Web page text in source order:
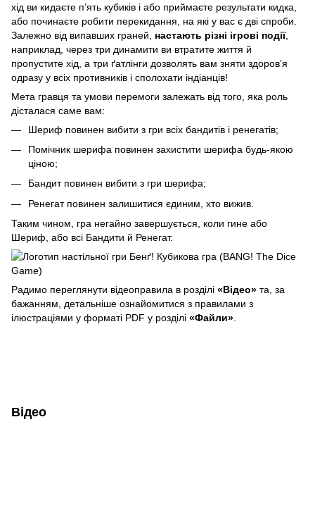
хід ви кидаєте п’ять кубиків і або приймаєте результати кидка,
або починаєте робити перекидання, на які у вас є дві спроби.
Залежно від випавших граней, настають різні ігрові події,
наприклад, через три динамити ви втратите життя й
пропустите хід, а три ґатлінги дозволять вам зняти здоров’я
одразу у всіх противників і сполохати індіанців!
Мета гравця та умови перемоги залежать від того, яка роль
дісталася саме вам:
Шериф повинен вибити з гри всіх бандитів і ренегатів;
Помічник шерифа повинен захистити шерифа будь-якою
ціною;
Бандит повинен вибити з гри шерифа;
Ренегат повинен залишитися єдиним, хто вижив.
Таким чином, гра негайно завершується, коли гине або
Шериф, або всі Бандити й Ренегат.
Радимо переглянути відеоправила в розділі «Відео» та, за
бажанням, детальніше ознайомитися з правилами з
ілюстраціями у форматі PDF у розділі «Файли»
Відео